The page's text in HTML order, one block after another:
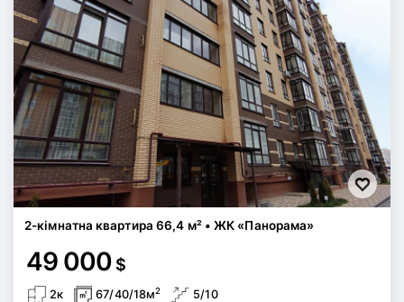
2-кімнатна квартира 66,4 м² • ЖК «Панорама»
49 000 $
2к 67/40/18м2 5/10